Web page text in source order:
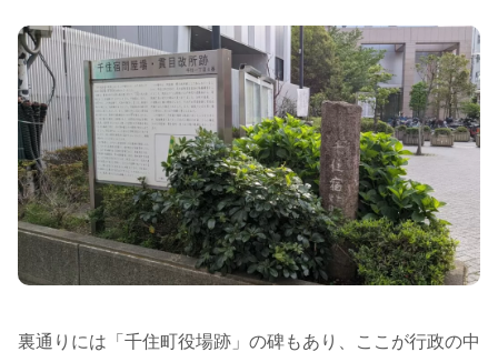
裏通りには「千住町役場跡」の碑もあり、ここが行政の中